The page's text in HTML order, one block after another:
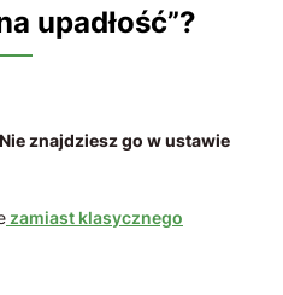
upadłość”?
Nie znajdziesz go w ustawie
zamiast klasycznego